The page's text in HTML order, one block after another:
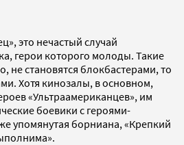
это нечастый случай
герои которого молоды. Такие
не становятся блокбастерами, то
Хотя кинозалы, в основном,
«Ультраамериканцев», им
боевики с героями-
упомянутая борниана, «Крепкий